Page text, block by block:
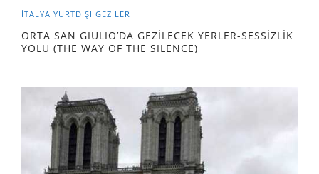
İTALYA YURTDIŞI GEZILER
ORTA SAN GIULIO’DA GEZİLECEK YERLER-SESSİZLİK
YOLU (THE WAY OF THE SILENCE)